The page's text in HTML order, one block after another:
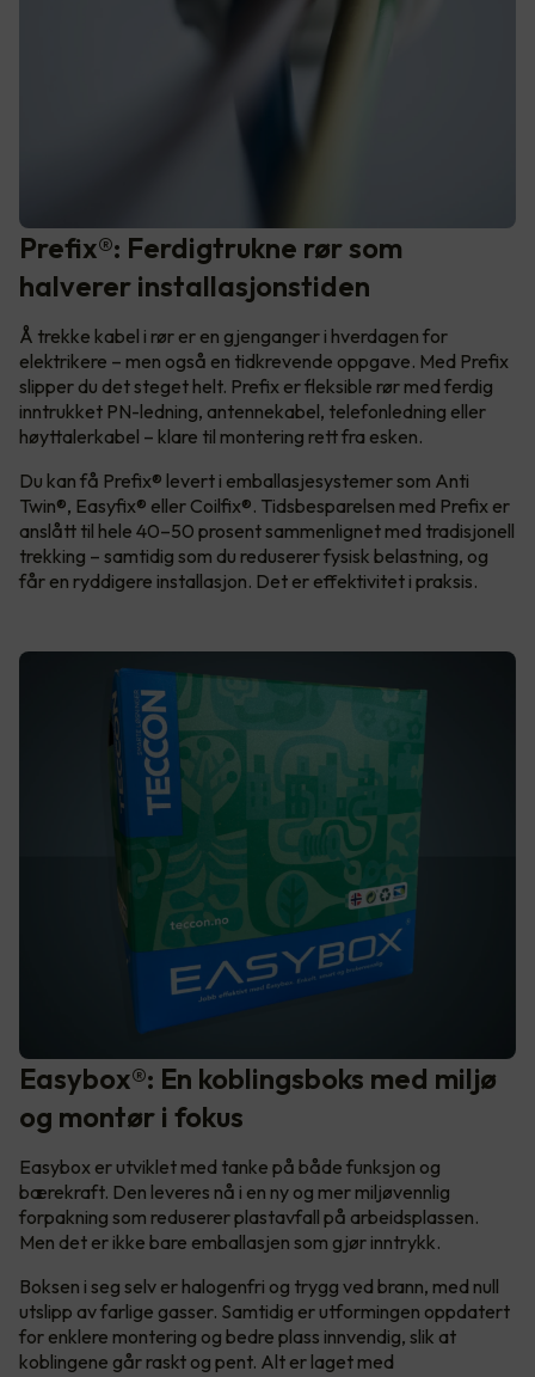
Prefix®: Ferdigtrukne rør som
halverer installasjonstiden
Å trekke kabel i rør er en gjenganger i hverdagen for
elektrikere – men også en tidkrevende oppgave. Med Prefix
slipper du det steget helt. Prefix er fleksible rør med ferdig
inntrukket PN-ledning, antennekabel, telefonledning eller
høyttalerkabel – klare til montering rett fra esken.
Du kan få Prefix® levert i emballasjesystemer som Anti
Twin®, Easyfix® eller Coilfix®. Tidsbesparelsen med Prefix er
anslått til hele 40–50 prosent sammenlignet med tradisjonell
trekking – samtidig som du reduserer fysisk belastning, og
får en ryddigere installasjon. Det er effektivitet i praksis.
Easybox®: En koblingsboks med miljø
og montør i fokus
Easybox er utviklet med tanke på både funksjon og
bærekraft. Den leveres nå i en ny og mer miljøvennlig
forpakning som reduserer plastavfall på arbeidsplassen.
Men det er ikke bare emballasjen som gjør inntrykk.
Boksen i seg selv er halogenfri og trygg ved brann, med null
utslipp av farlige gasser. Samtidig er utformingen oppdatert
for enklere montering og bedre plass innvendig, slik at
koblingene går raskt og pent. Alt er laget med